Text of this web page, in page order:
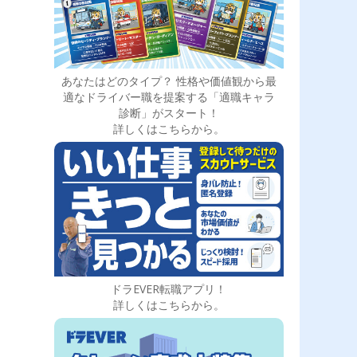
あなたはどのタイプ？ 性格や価値観から最
適なドライバー職を提案する「適職キャラ
診断」がスタート！
詳しくはこちらから。
ドラEVER転職アプリ！
詳しくはこちらから。